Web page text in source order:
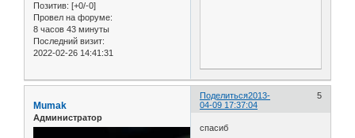
Позитив: [+0/-0]
Провел на форуме:
8 часов 43 минуты
Последний визит:
2022-02-26 14:41:31
Поделиться 5
2013-
04-09 17:37:04
Mumak
Администратор
спасиб